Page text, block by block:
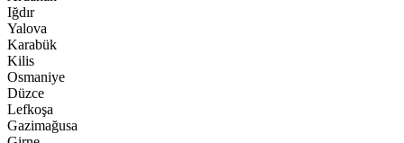
Iğdır
Yalova
Karabük
Kilis
Osmaniye
Düzce
Lefkoşa
Gazimağusa